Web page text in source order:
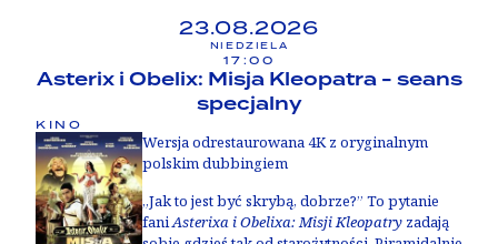
23.08.2026
NIEDZIELA
17:00
Asterix i Obelix: Misja Kleopatra - seans
specjalny
KINO
Wersja odrestaurowana 4K z oryginalnym
polskim dubbingiem
„Jak to jest być skrybą, dobrze?” To pytanie
faniAsterixa i Obelixa: Misji Kleopatry zadają